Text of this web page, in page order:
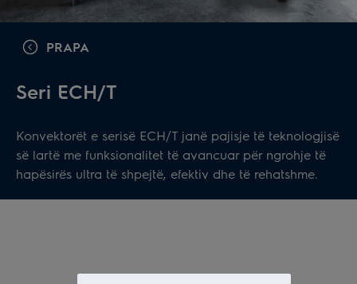
PRAPA
Seri ECH/T
Konvektorët e serisë ECH/T janë pajisje të teknologjisë
së lartë me funksionalitet të avancuar për ngrohje të
hapësirës ultra të shpejtë, efektiv dhe të rehatshme.